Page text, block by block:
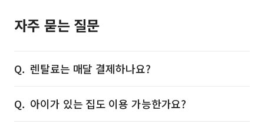
자주 묻는 질문
렌탈료는 매달 결제하나요?
아이가 있는 집도 이용 가능한가요?